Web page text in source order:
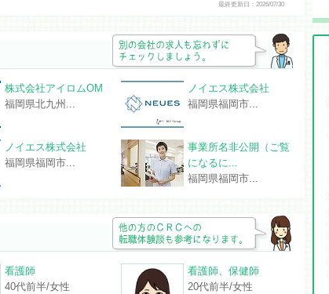
最終更新日：2026/07/30
株式会社アイロムOM
福岡県北九州...
ノイエス株式会社
福岡県福岡市...
ノイエス株式会社
福岡県福岡市...
事業所名非公開（ご覧
になるに...
福岡県福岡市...
看護師
40代前半/女性
看護師、保健師
20代前半/女性